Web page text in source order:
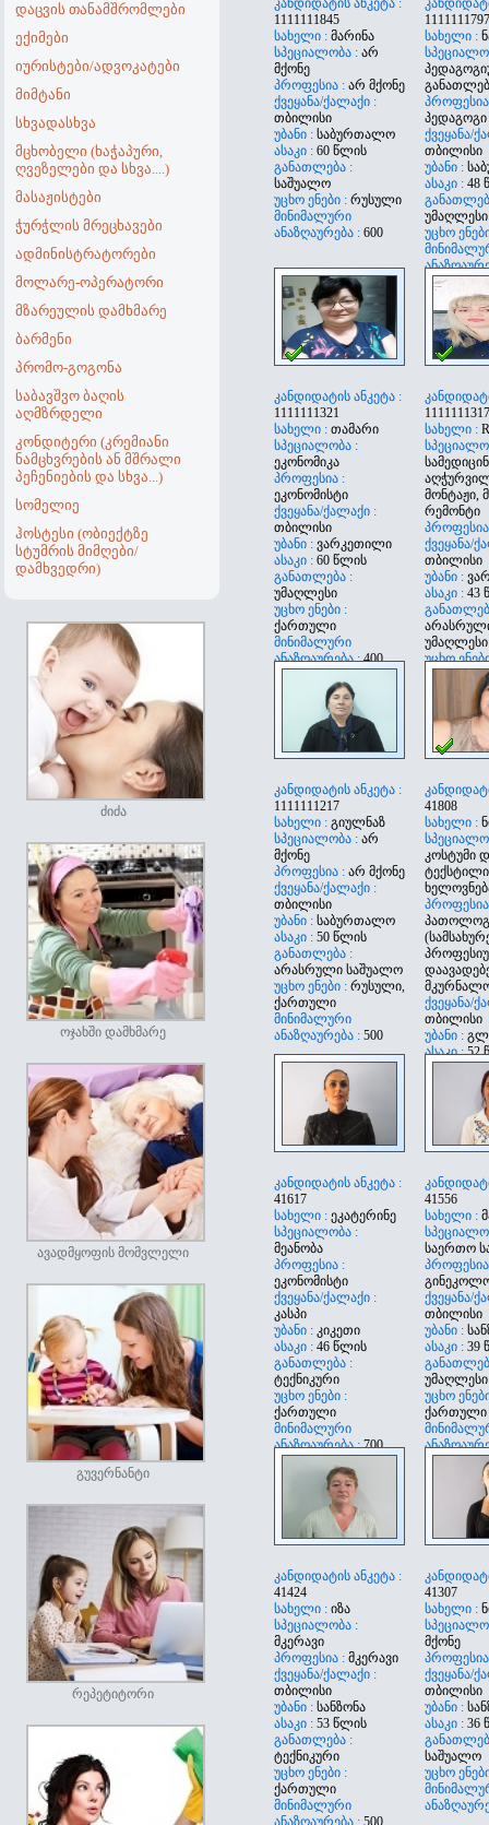
დაცვის თანამშრომლები
ექიმები
იურისტები/ადვოკატები
მიმტანი
სხვადასხვა
მცხობელი (ხაჭაპური,
ღვეზელები და სხვა....)
მასაჟისტები
ჭურჭლის მრეცხავები
ადმინისტრატორები
მოლარე-ოპერატორი
მზარეულის დამხმარე
ბარმენი
პრომო-გოგონა
საბავშვო ბაღის
აღმზრდელი
კონდიტერი (კრემიანი
ნამცხვრების ან მშრალი
პეჩენიების და სხვა...)
სომელიე
ჰოსტესი (ობიექტზე
სტუმრის მიმღები/
დამხვედრი)
ძიძა
ოჯახში დამხმარე
ავადმყოფის მომვლელი
გუვერნანტი
რეპეტიტორი
კანდიდატის ანკეტა :
1111111845
სახელი : მარინა
სპეციალობა : არ
მქონე
პროფესია : არ მქონე
ქვეყანა/ქალაქი :
თბილისი
უბანი : საბურთალო
ასაკი : 60 წლის
განათლება :
საშუალო
უცხო ენები : რუსული
მინიმალური
ანაზღაურება : 600
1111111797
სახელი :
პედაგოგი
ქვეყანა/
თბილისი
უბანი :
ასაკი : 48
უმაღლესი
უცხო
კანდიდატის ანკეტა :
1111111321
სახელი : თამარი
სპეციალობა :
ეკონომიკა
პროფესია :
ეკონომისტი
ქვეყანა/ქალაქი :
თბილისი
უბანი : ვარკეთილი
ასაკი : 60 წლის
განათლება :
უმაღლესი
უცხო ენები :
ქართული
მინიმალური
ანაზღაურება :400
1111111317
სახელი :
მონტაჟი,
რემონტი
ქვეყანა/
თბილისი
უბანი :
ასაკი : 43
უმაღლესი
უცხო
კანდიდატის ანკეტა :
1111111217
სახელი : გიულნაზ
სპეციალობა : არ
მქონე
პროფესია : არ მქონე
ქვეყანა/ქალაქი :
თბილისი
უბანი : საბურთალო
ასაკი : 50 წლის
განათლება :
არასრული საშუალო
უცხო ენები : რუსული,
ქართული
მინიმალური
ანაზღაურება : 500
41808
სახელი :
კოსტუმი
ქვეყანა/
თბილისი
უბანი :
ასაკი :52
ტექნიკური
უცხო
კანდიდატის ანკეტა :
41617
სახელი : ეკატერინე
სპეციალობა :
მეანობა
პროფესია :
ეკონომისტი
ქვეყანა/ქალაქი :
კასპი
უბანი : კიკეთი
ასაკი : 46 წლის
განათლება :
ტექნიკური
უცხო ენები :
ქართული
მინიმალური
ანაზღაურება :700
41556
სახელი :
საერთო
ქვეყანა/
თბილისი
უბანი :
ასაკი : 39
უმაღლესი
უცხო
ქართული
კანდიდატის ანკეტა :
41424
სახელი : იზა
სპეციალობა :
მკერავი
პროფესია : მკერავი
ქვეყანა/ქალაქი :
თბილისი
უბანი : სანზონა
ასაკი : 53 წლის
განათლება :
ტექნიკური
უცხო ენები :
ქართული
მინიმალური
ანაზღაურება : 500
41307
სახელი :
მქონე
ქვეყანა/
თბილისი
უბანი :
ასაკი : 36
საშუალო
უცხო